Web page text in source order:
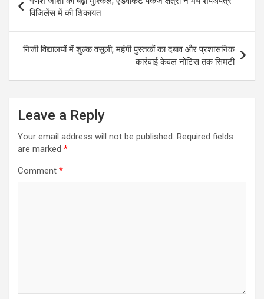
A
p
p
o
o
k
n
g
e
e
r
r
a
m
navigation
विजिलेंस में की शिकायत
निजी विद्यालयों में शुल्क वसूली, महंगी पुस्तकों का दबाव और प्रशासनिक
कार्रवाई केवल नोटिस तक सिमटी
Leave a Reply
Your email address will not be published. Required fields
are marked *
Comment *